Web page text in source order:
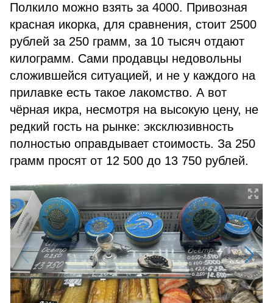
Полкило можно взять за 4000. Привозная
красная икорка, для сравнения, стоит 2500
рублей за 250 грамм, за 10 тысяч отдают
килограмм. Сами продавцы недовольны
сложившейся ситуацией, и не у каждого на
прилавке есть такое лакомство. А вот
чёрная икра, несмотря на высокую цену, не
редкий гость на рынке: эксклюзивность
полностью оправдывает стоимость. За 250
грамм просят от 12 500 до 13 750 рублей.